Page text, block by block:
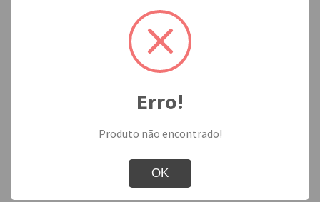
Erro!
Produto não encontrado!
OK